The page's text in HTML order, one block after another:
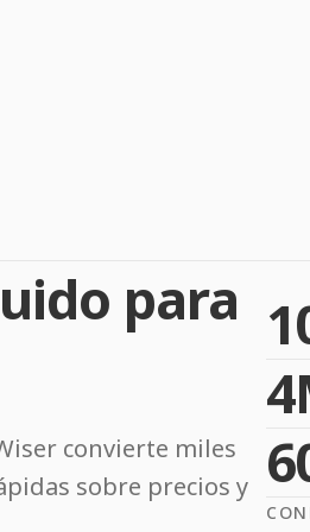
para
convierte miles
sobre precios y